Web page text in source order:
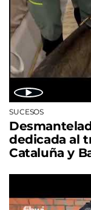
SUCESOS
dedicada al
Cataluña y